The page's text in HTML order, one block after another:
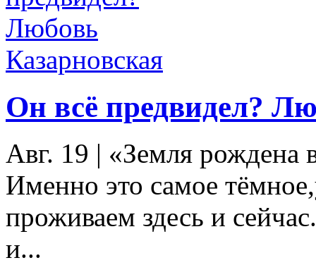
Он всё предвидел?
Авг. 19 | «Земля рождена
Именно это самое
проживаем здесь и
и...